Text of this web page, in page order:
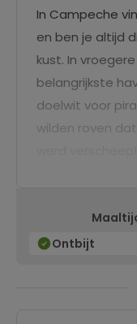
In Campeche
en ben je altijd
kust. In
belangrijkste
doelwit voor
wilden roven
forten. Deze
steeds goed
Ontbijt